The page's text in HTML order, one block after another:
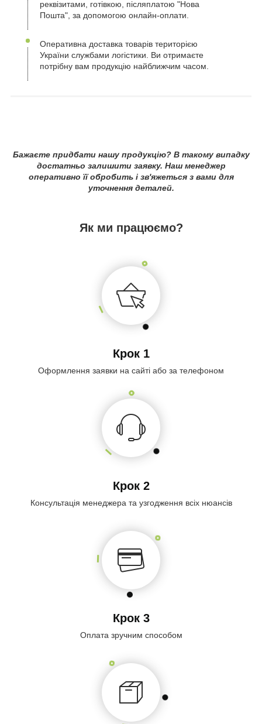
реквізитами, готівкою, післяплатою "Нова
Пошта", за допомогою онлайн-оплати.
Оперативна доставка товарів територією
України службами логістики. Ви отримаєте
потрібну вам продукцію найближчим часом.
Бажаєте придбати нашу продукцію? В такому випадку
достатньо залишити заявку. Наш менеджер
оперативно її обробить і зв'яжеться з вами для
уточнення деталей.
Як ми працюємо?
Крок 1
Оформлення заявки на сайті або за телефоном
Крок 2
Консультація менеджера та узгодження всіх нюансів
Крок 3
Оплата зручним способом